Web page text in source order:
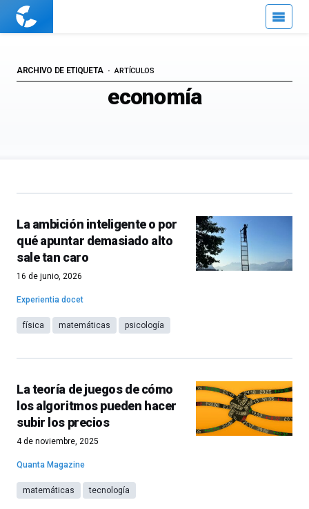
Cuaderno
economía
ARCHIVO DE ETIQUETA ARTÍCULOS
La ambición inteligente o por
qué apuntar demasiado alto
sale tan caro
16 de junio, 2026
Experientia docet
física matemáticas psicología
La teoría de juegos de cómo
los algoritmos pueden hacer
subir los precios
4 de noviembre, 2025
Quanta Magazine
matemáticas tecnología